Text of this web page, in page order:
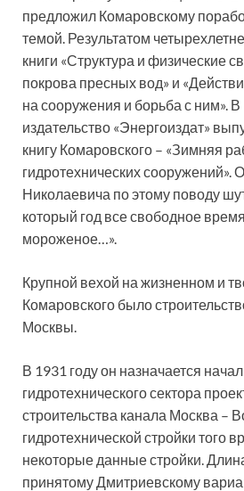
предложил Комаровскому
темой. Результатом
книги «Структура и физические
покрова пресных вод» и
на сооружения и борьба с ним». В
издательство «Энергоиздат»
книгу Комаровского – «Зимняя
гидротехнических сооружений».
Николаевича по этому поводу
который год все свободное
мороженое…».
Крупной вехой на жизненном и
Комаровского было
Москвы.
В 1931 году он назначается
гидротехнического сектора
строительства канала Москва –
гидротехнической стройки того
некоторые данные стройки.
принятому Дмитриевскому